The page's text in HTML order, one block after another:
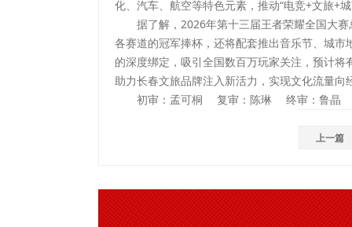
化、汽车、航空等特色元素，推动“电竞+文旅+
据了解，2026年第十三届王者荣耀全国大赛
各赛道的冠军捧杯，还将配套推出音乐节、城
的深度绑定，吸引全国数百万玩家关注，预计
助力长春文旅品牌注入新活力，实现文化流量向
初审：孟可桐 复审：陈琳 终审：鲁晶
上一篇